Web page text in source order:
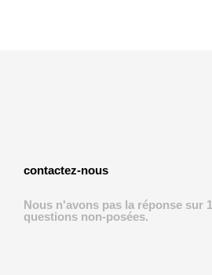
contactez-nous
Nous n'avons pas la réponse sur
questions non-posées.